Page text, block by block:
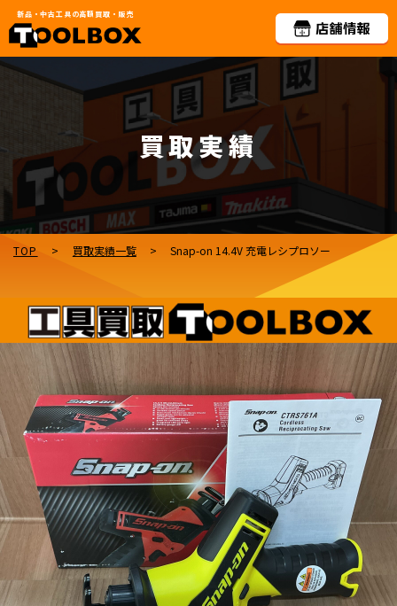
新品・中古工具の高額買取・販売
買取実績
TOP > 買取実績一覧 > Snap-on 14.4V 充電レシプロソー